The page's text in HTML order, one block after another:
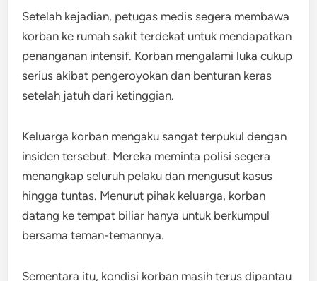
Setelah kejadian, petugas medis segera membawa
korban ke rumah sakit terdekat untuk mendapatkan
penanganan intensif. Korban mengalami luka cukup
serius akibat pengeroyokan dan benturan keras
setelah jatuh dari ketinggian.
Keluarga korban mengaku sangat terpukul dengan
insiden tersebut. Mereka meminta polisi segera
menangkap seluruh pelaku dan mengusut kasus
hingga tuntas. Menurut pihak keluarga, korban
datang ke tempat biliar hanya untuk berkumpul
bersama teman-temannya.
Sementara itu, kondisi korban masih terus dipantau